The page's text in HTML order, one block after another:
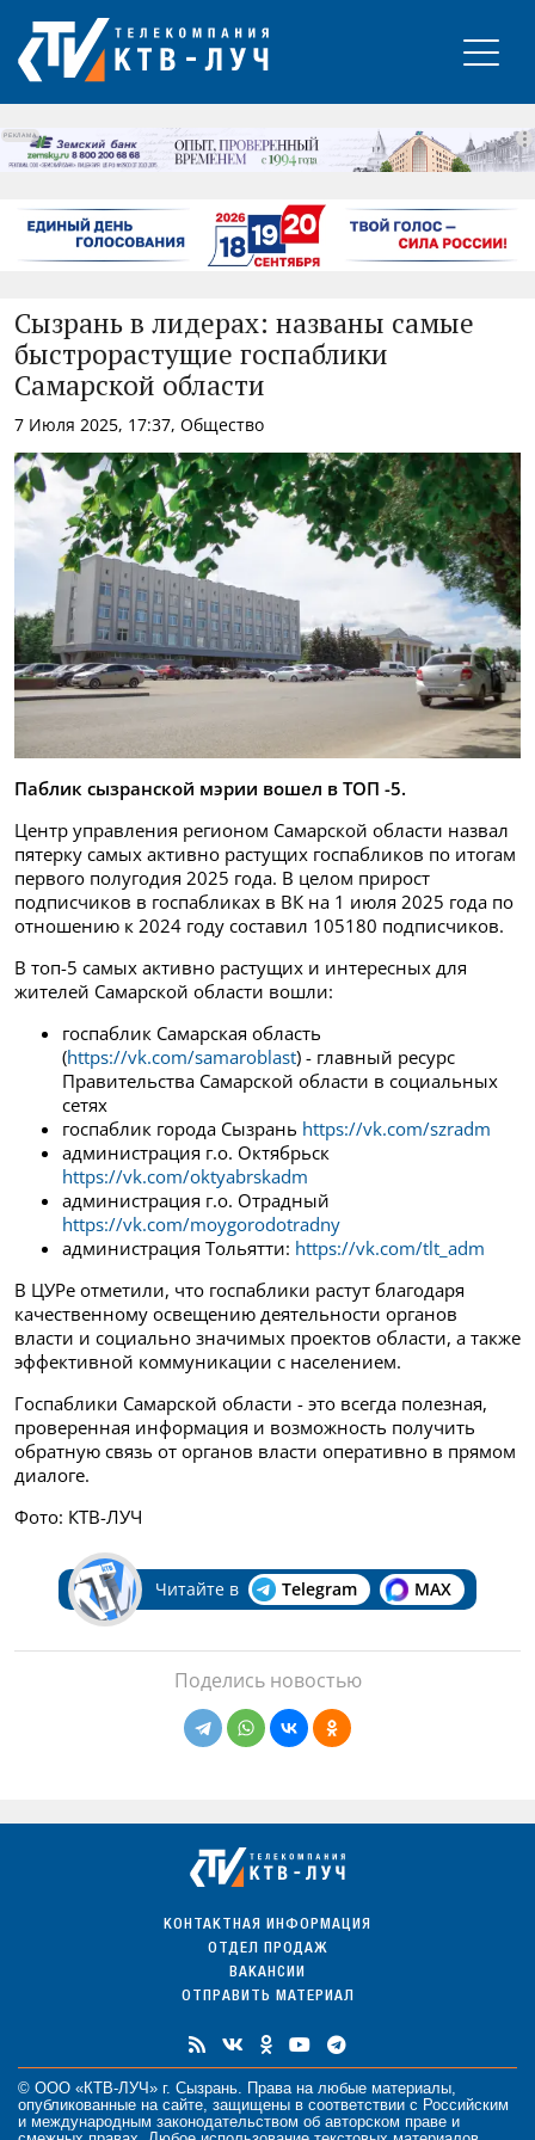
РЕКЛАМА
Сызрань в лидерах: названы самые
быстрорастущие госпаблики
Самарской области
7 Июля 2025, 17:37, Общество
Паблик сызранской мэрии вошел в ТОП -5.
Центр управления регионом Самарской области назвал
пятерку самых активно растущих госпабликов по итогам
первого полугодия 2025 года. В целом прирост
подписчиков в госпабликах в ВК на 1 июля 2025 года по
отношению к 2024 году составил 105180 подписчиков.
В топ-5 самых активно растущих и интересных для
жителей Самарской области вошли:
госпаблик Самарская область
(https://vk.com/samaroblast) - главный ресурс
Правительства Самарской области в социальных
сетях
госпаблик города Сызрань https://vk.com/szradm
администрация г.о. Октябрьск
https://vk.com/oktyabrskadm
администрация г.о. Отрадный
https://vk.com/moygorodotradny
администрация Тольятти: https://vk.com/tlt_adm
В ЦУРе отметили, что госпаблики растут благодаря
качественному освещению деятельности органов
власти и социально значимых проектов области, а также
эффективной коммуникации с населением.
Госпаблики Самарской области - это всегда полезная,
проверенная информация и возможность получить
обратную связь от органов власти оперативно в прямом
диалоге.
Фото: КТВ-ЛУЧ
Читайте в Telegram MAX
Поделись новостью
КОНТАКТНАЯ ИНФОРМАЦИЯ
ОТДЕЛ ПРОДАЖ
ВАКАНСИИ
ОТПРАВИТЬ МАТЕРИАЛ
© ООО «КТВ-ЛУЧ» г. Сызрань. Права на любые материалы,
опубликованные на сайте, защищены в соответствии с Российским
и международным законодательством об авторском праве и